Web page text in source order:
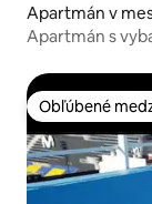
Apartmán v
Apartmán s
Obľúbené
Obľúbené